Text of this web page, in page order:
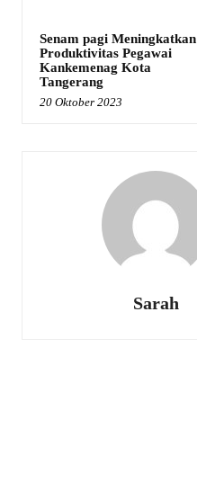
Senam pagi Meningkatkan
Produktivitas Pegawai
Kankemenag Kota
Tangerang
20 Oktober 2023
Sarah